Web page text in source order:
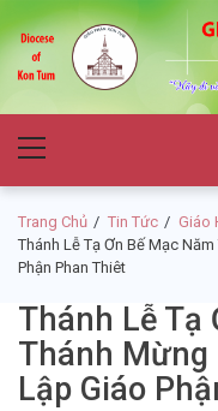
to
navigation
to
content
Menu
Trang Chủ Tin Tức
Giáo
Thánh Lễ Tạ Ơn Bế Mạc
Phận Phan Thiêt
Thánh Lễ Tạ
Thánh Mừng
Lập Giáo